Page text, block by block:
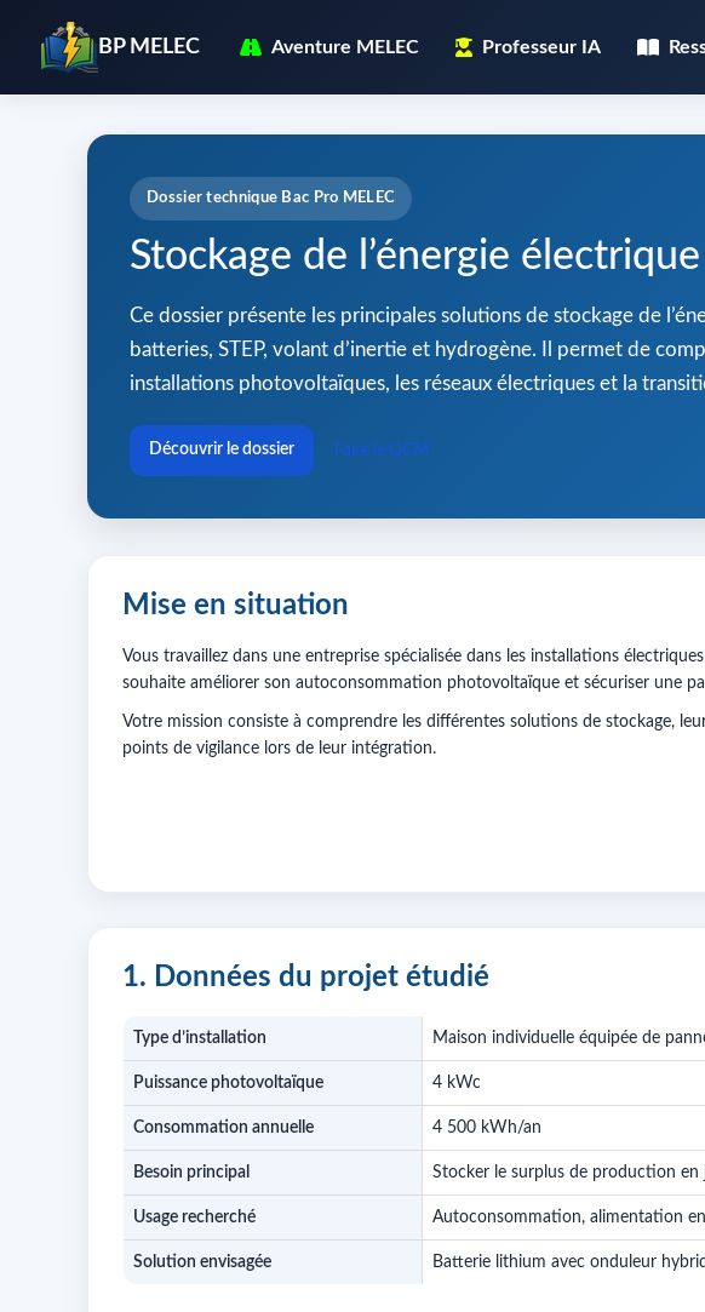
BP MELEC Aventure MELEC Professeur IA
Dossier technique Bac Pro MELEC
Stockage de l’énergie électrique
Ce dossier présente les principales solutions de stockage de
batteries, STEP, volant d’inertie et hydrogène. Il permet de
installations photovoltaïques, les réseaux électriques et la
Découvrir le dossier Faire le QCM
Mise en situation
Vous travaillez dans une entreprise spécialisée dans les installations
souhaite améliorer son autoconsommation photovoltaïque et sécuriser une
Votre mission consiste à comprendre les différentes solutions de stockage,
points de vigilance lors de leur intégration.
1. Données du projet étudié
Type d’installation Maison individuelle équipée de
Puissance photovoltaïque 4 kWc
Consommation annuelle 4 500 kWh/an
Besoin principal Stocker le surplus de production en
Usage recherché Autoconsommation, alimentation
Solution envisagée Batterie lithium avec onduleur